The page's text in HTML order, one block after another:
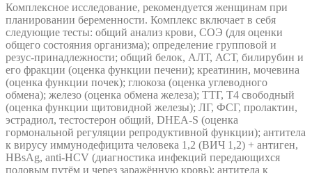
Комплексное исследование, рекомендуется женщинам при
планировании беременности. Комплекс включает в себя
следующие тесты: общий анализ крови, СОЭ (для оценки
общего состояния организма); определение групповой и
резус-принадлежности; общий белок, АЛТ, АСТ, билирубин и
его фракции (оценка функции печени); креатинин, мочевина
(оценка функции почек); глюкоза (оценка углеводного
обмена); железо (оценка обмена железа); ТТГ, Т4 свободный
(оценка функции щитовидной железы); ЛГ, ФСГ, пролактин,
эстрадиол, тестостерон общий, DHEA-S (оценка
гормональной регуляции репродуктивной функции); антитела
к вирусу иммунодефицита человека 1,2 (ВИЧ 1,2) + антиген,
HBsAg, anti-HCV (диагностика инфекций передающихся
половым путём и через заражённую кровь); антитела к